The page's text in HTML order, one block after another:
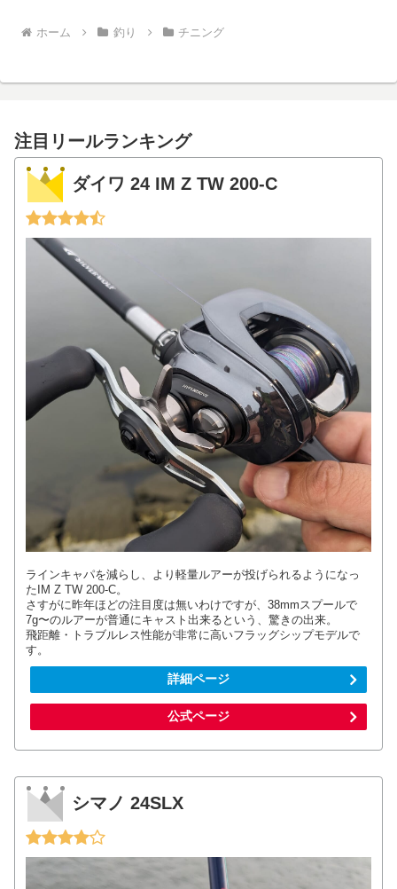
ホーム 釣り チニング
注目リールランキング
ダイワ 24 IM Z TW 200-C
ラインキャパを減らし、より軽量ルアーが投げられるようになっ
たIM Z TW 200-C。
さすがに昨年ほどの注目度は無いわけですが、38mmスプールで
7g〜のルアーが普通にキャスト出来るという、驚きの出来。
飛距離・トラブルレス性能が非常に高いフラッグシップモデルで
す。
詳細ページ
公式ページ
シマノ 24SLX